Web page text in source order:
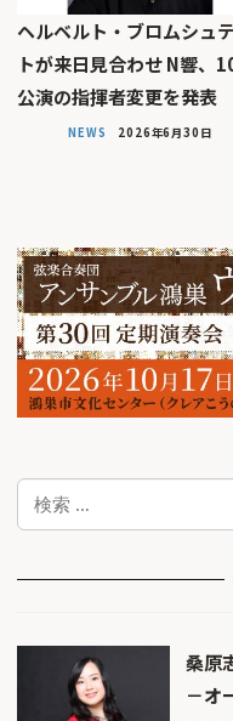
ヘルベルト・ブロムシュ
トが来日見合わせ N響、
公演の指揮者変更を発表
NEWS 2026年6月30日
桑原
－オ